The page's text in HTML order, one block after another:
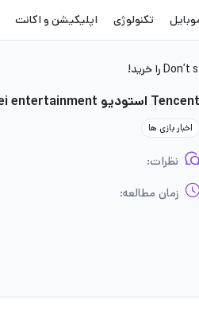
تکنولوژی اپلیکیشن و اکانت
Tencent استودیو Don’t starve، Klei entertainment را خرید!
اخبار بازی ها
نظرات:
زمان مطالعه: